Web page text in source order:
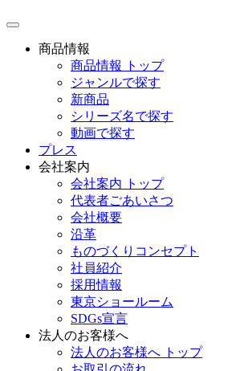
toggle
navigation商品情報
商品情報 トップ
ジャンルで探す
新商品
シリーズ名で探す
動画で探す
プレス
会社案内
会社案内 トップ
代表者ごあいさつ
会社概要
沿革
ものづくりコンセプト
社員紹介
採用情報
東京ショールーム
SDGs宣言
法人のお客様へ
法人のお客様へ トップ